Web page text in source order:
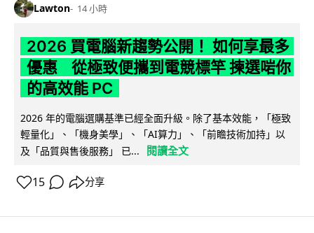
Lawton 14 小時
2026 買電腦新趨勢公開！ 如何享最多
優惠 從極致便攜到電競標竿 揀選啱你
的高效能 PC
2026 年的電腦選購基準已經全面升級。除了基本效能，「極致
輕量化」、「機身美學」、「AI算力」、「前瞻技術加持」以
及「品質與售後服務」 已...
閱讀全文
15 分享